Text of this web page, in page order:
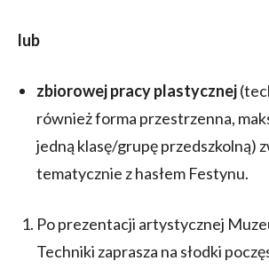
lub
zbiorowej pracy plastycznej
również forma przestrzenna,
jedną klasę/grupę przedszkolną)
tematycznie z hasłem Festynu.
Po prezentacji artystycznej
Techniki zaprasza na słodki